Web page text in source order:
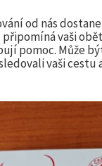
od nás
vaši
pomoc. Může
vaši cestu